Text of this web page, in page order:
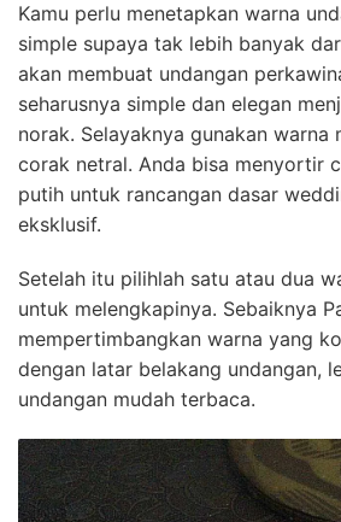
Kamu perlu menetapkan warna
simple supaya tak lebih banyak
akan membuat undangan
seharusnya simple dan elegan
norak. Selayaknya gunakan warna
corak netral. Anda bisa menyortir
putih untuk rancangan dasar
eksklusif.
Setelah itu pilihlah satu atau dua
untuk melengkapinya. Sebaiknya
mempertimbangkan warna yang
dengan latar belakang undangan,
undangan mudah terbaca.